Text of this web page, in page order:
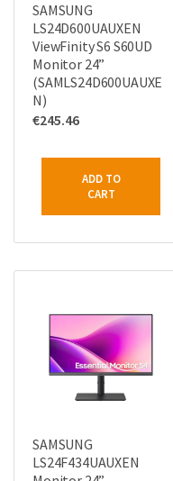
SAMSUNG
LS24D600UAUXEN
ViewFinity S6 S60UD
Monitor 24”
(SAMLS24D600UAUXE
N)
€245.46
ADD TO
CART
SAMSUNG
LS24F434UAUXEN